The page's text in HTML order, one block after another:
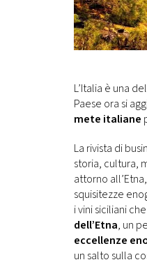
DI
MONACO
L’Italia è una
Paese ora si
mete italiane
La rivista di
storia, cultura,
attorno
squisitezze
i vini siciliani
dell’Etna, un
eccellenze
un salto sulla